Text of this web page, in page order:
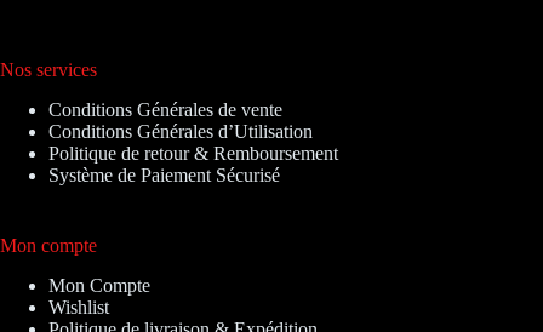
Nos services
Conditions Générales de vente
Conditions Générales d’Utilisation
Politique de retour & Remboursement
Système de Paiement Sécurisé
Mon compte
Mon Compte
Wishlist